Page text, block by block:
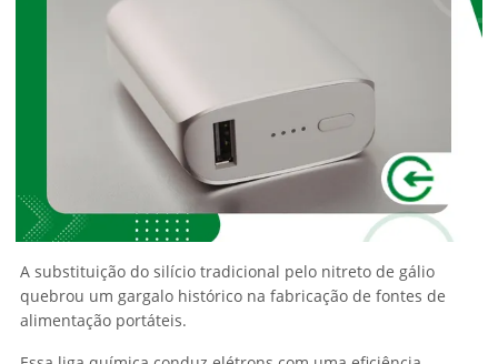
A substituição do silício tradicional pelo nitreto de gálio
quebrou um gargalo histórico na fabricação de fontes de
alimentação portáteis.